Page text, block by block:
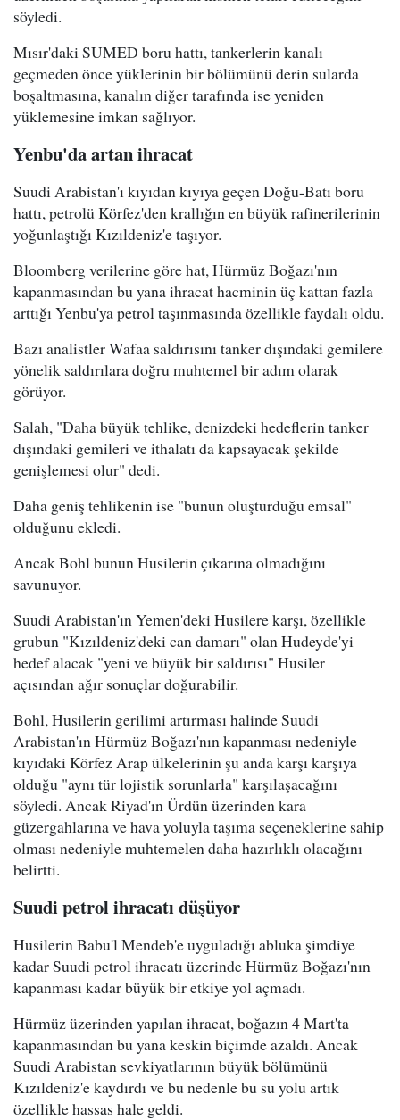
söyledi.
Mısır'daki SUMED boru hattı, tankerlerin kanalı
geçmeden önce yüklerinin bir bölümünü derin sularda
boşaltmasına, kanalın diğer tarafında ise yeniden
yüklemesine imkan sağlıyor.
Yenbu'da artan ihracat
Suudi Arabistan'ı kıyıdan kıyıya geçen Doğu-Batı boru
hattı, petrolü Körfez'den krallığın en büyük rafinerilerinin
yoğunlaştığı Kızıldeniz'e taşıyor.
Bloomberg verilerine göre hat, Hürmüz Boğazı'nın
kapanmasından bu yana ihracat hacminin üç kattan fazla
arttığı Yenbu'ya petrol taşınmasında özellikle faydalı oldu.
Bazı analistler Wafaa saldırısını tanker dışındaki gemilere
yönelik saldırılara doğru muhtemel bir adım olarak
görüyor.
Salah, "Daha büyük tehlike, denizdeki hedeflerin tanker
dışındaki gemileri ve ithalatı da kapsayacak şekilde
genişlemesi olur" dedi.
Daha geniş tehlikenin ise "bunun oluşturduğu emsal"
olduğunu ekledi.
Ancak Bohl bunun Husilerin çıkarına olmadığını
savunuyor.
Suudi Arabistan'ın Yemen'deki Husilere karşı, özellikle
grubun "Kızıldeniz'deki can damarı" olan Hudeyde'yi
hedef alacak "yeni ve büyük bir saldırısı" Husiler
açısından ağır sonuçlar doğurabilir.
Bohl, Husilerin gerilimi artırması halinde Suudi
Arabistan'ın Hürmüz Boğazı'nın kapanması nedeniyle
kıyıdaki Körfez Arap ülkelerinin şu anda karşı karşıya
olduğu "aynı tür lojistik sorunlarla" karşılaşacağını
söyledi. Ancak Riyad'ın Ürdün üzerinden kara
güzergahlarına ve hava yoluyla taşıma seçeneklerine sahip
olması nedeniyle muhtemelen daha hazırlıklı olacağını
belirtti.
Suudi petrol ihracatı düşüyor
Husilerin Babu'l Mendeb'e uyguladığı abluka şimdiye
kadar Suudi petrol ihracatı üzerinde Hürmüz Boğazı'nın
kapanması kadar büyük bir etkiye yol açmadı.
Hürmüz üzerinden yapılan ihracat, boğazın 4 Mart'ta
kapanmasından bu yana keskin biçimde azaldı. Ancak
Suudi Arabistan sevkiyatlarının büyük bölümünü
Kızıldeniz'e kaydırdı ve bu nedenle bu su yolu artık
özellikle hassas hale geldi.